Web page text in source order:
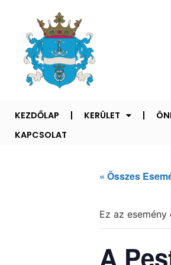
KEZDŐLAP KERÜLET
KAPCSOLAT
« Összes
Ez az esemény
A